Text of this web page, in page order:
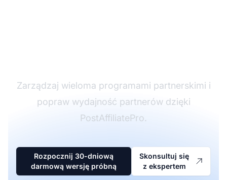
Zarządzaj wieloma programami partnerskimi i
popraw wydajność partnerów dzięki
PostAffiliatePro.
Rozpocznij 30-dniową
darmową wersję próbną
Skonsultuj się
z ekspertem